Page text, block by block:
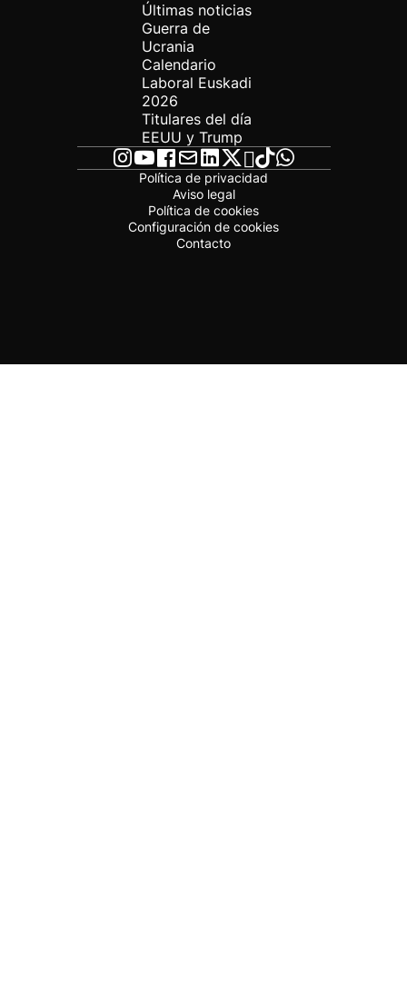
Últimas noticias
Guerra de
Ucrania
Calendario
Laboral Euskadi
2026
Titulares del día
EEUU y Trump
Política de privacidad
Aviso legal
Política de cookies
Configuración de cookies
Contacto